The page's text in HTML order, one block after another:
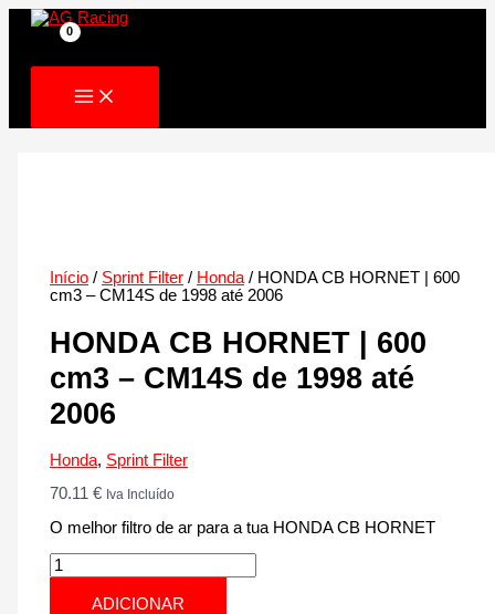
Skip
Início / Sprint Filter / Honda/ HONDA CB HORNET | 600
cm3 – CM14S de 1998 até 2006
HONDA CB HORNET | 600
cm3 – CM14S de 1998 até
2006
Honda, Sprint Filter
70.11€ Iva Incluído
O melhor filtro de ar para a tua HONDA CB HORNET
Quantidade
de
HONDAADICIONAR